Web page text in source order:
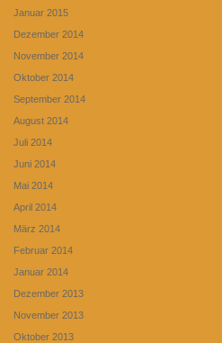
Januar 2015
Dezember 2014
November 2014
Oktober 2014
September 2014
August 2014
Juli 2014
Juni 2014
Mai 2014
April 2014
März 2014
Februar 2014
Januar 2014
Dezember 2013
November 2013
Oktober 2013